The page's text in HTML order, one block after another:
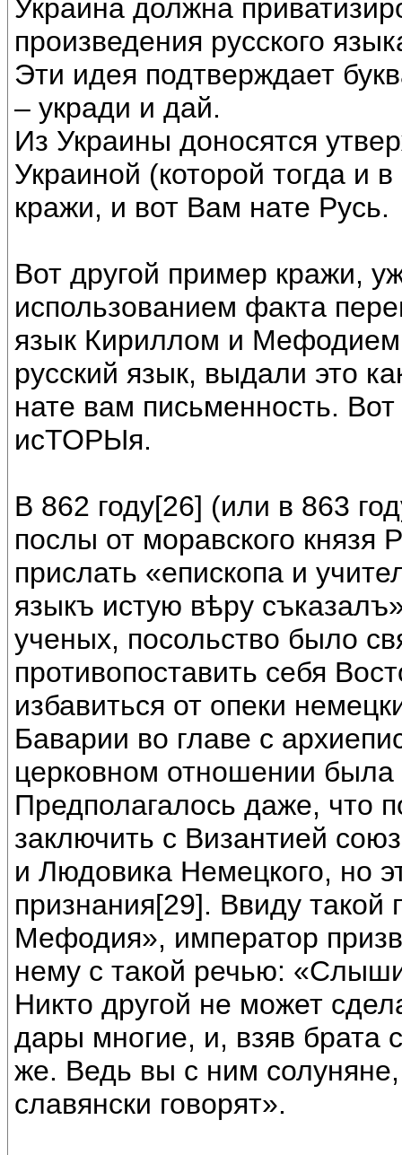
Украина должна
произведения русского
Эти идея подтверждает
– укради и дай.
Из Украины доносятся
Украиной (которой тогда и
кражи, и вот Вам нате Русь.
Вот другой пример кражи,
использованием факта
язык Кириллом и
русский язык, выдали это
нате вам письменность.
исТОРЫя.
В 862 году[26] (или в 863
послы от моравского князя
прислать «епископа и
языкъ истую вѣру
ученых, посольство было
противопоставить себя
избавиться от опеки
Баварии во главе с
церковном отношении
Предполагалось даже, что
заключить с Византией
и Людовика Немецкого, но
признания[29]. Ввиду
Мефодия», император
нему с такой речью:
Никто другой не может
дары многие, и, взяв брата
же. Ведь вы с ним
славянски говорят».